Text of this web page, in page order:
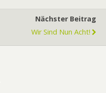
Nächster Beitrag
Wir Sind Nun Acht!